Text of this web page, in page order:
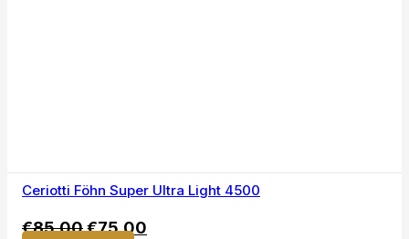
Ceriotti Föhn Super Ultra Light 4500
€85,00€75,00